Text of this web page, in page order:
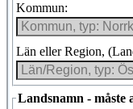
Kommun:
Län eller Region,
Landsnamn - måste